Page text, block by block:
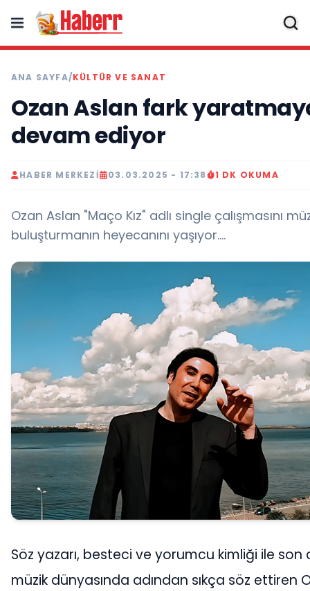
ANA SAYFA/KÜLTÜR VE SANAT
Ozan Aslan fark
devam ediyor
HABER MERKEZI 03.03.2025 - 17:38 1 DK OKUMA
Ozan Aslan "Maço Kız" adlı single çalışmasını
buluşturmanın heyecanını yaşıyor....
Söz yazarı, besteci ve yorumcu kimliği ile
müzik dünyasında adından sıkça söz ettiren